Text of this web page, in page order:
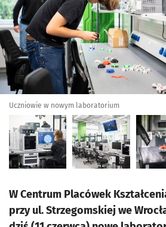
Uczniowie w nowym laboratorium
W Centrum Placówek
przy ul. Strzegomskiej we